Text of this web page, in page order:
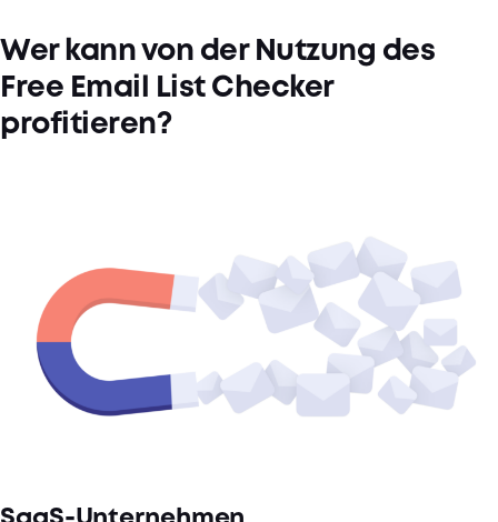
Wer kann von der Nutzung des
Free Email List Checker
profitieren?